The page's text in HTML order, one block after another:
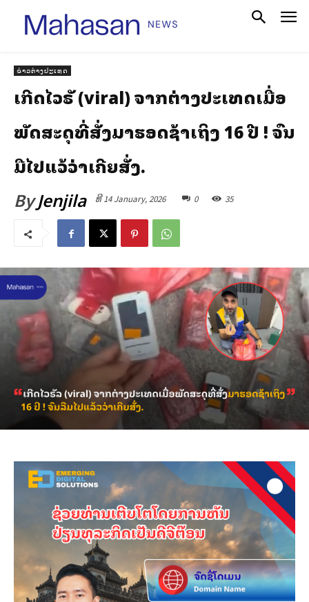
ຂ່າວຕ່າງປະເທດ
ເກີດໄວຣັລ (viral) ຈາກຕ່າງປະເທດເມື່ອ
ພັດສະດຸທີ່ສັ່ງມາຮອດຊ້າເຖິງ 16 ປີ ! ຈົນ
ລືມໄປແລ້ວວ່າເຄີຍສັ່ງ.
ByJenjila ທີ 14 January, 2026 0 35